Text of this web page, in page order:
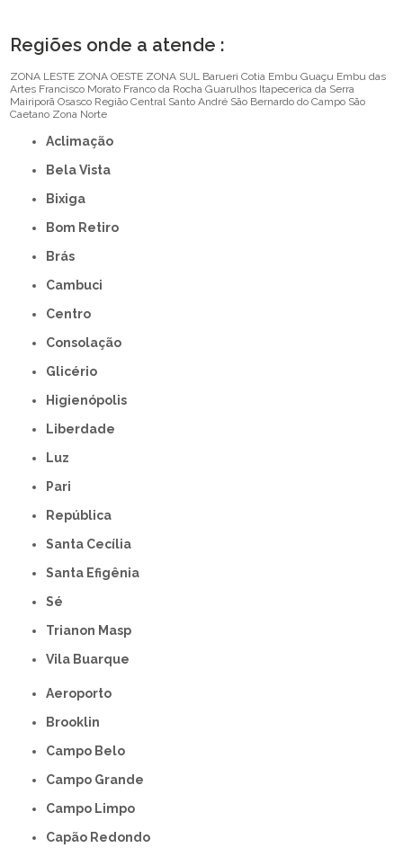
Regiões onde a atende :
ZONA LESTE ZONA OESTE ZONA SUL Barueri Cotia Embu Guaçu Embu das
Artes Francisco Morato Franco da Rocha Guarulhos Itapecerica da Serra
Mairiporã Osasco Região Central Santo André São Bernardo do Campo São
Caetano Zona Norte
Aclimação
Bela Vista
Bixiga
Bom Retiro
Brás
Cambuci
Centro
Consolação
Glicério
Higienópolis
Liberdade
Luz
Pari
República
Santa Cecília
Santa Efigênia
Sé
Trianon Masp
Vila Buarque
Aeroporto
Brooklin
Campo Belo
Campo Grande
Campo Limpo
Capão Redondo